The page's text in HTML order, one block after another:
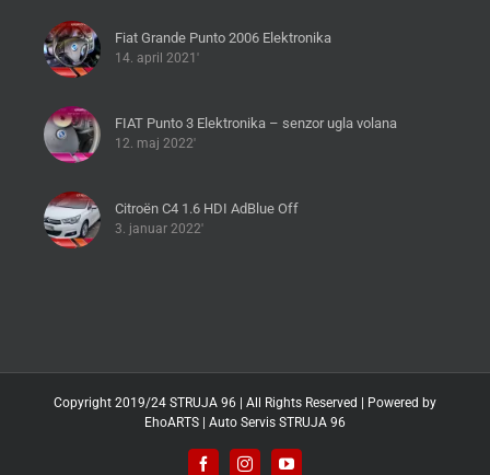
Fiat Grande Punto 2006 Elektronika
14. april 2021'
FIAT Punto 3 Elektronika – senzor ugla volana
12. maj 2022'
Citroën C4 1.6 HDI AdBlue Off
3. januar 2022'
Copyright 2019/24 STRUJA 96 | All Rights Reserved | Powered by
EhoARTS | Auto Servis STRUJA 96
FacebookInstagramYouTube